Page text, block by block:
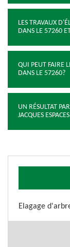
LES TRAVAUX
DANS LE 57260
QUI PEUT FAIRE
DANS LE 57260?
UN RÉSULTAT
JACQUES
Elagage